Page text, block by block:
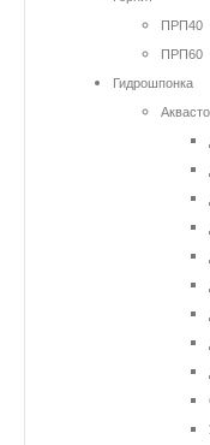
ПРП40
ПРП60
Гидрошпонка